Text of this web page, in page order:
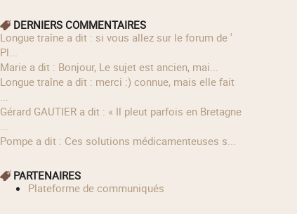
DERNIERS COMMENTAIRES
longue traîne a dit : si vous allez sur le forum de '
Pl...
Marie a dit : Bonjour, Le sujet est ancien, mai...
longue traîne a dit : merci :) connue, mais elle fait
...
Gérard GAUTIER a dit : « Il pleut parfois en Bretagne
...
Pompe a dit : Ces solutions médicamenteuses s...
PARTENAIRES
Plateforme de communiqués